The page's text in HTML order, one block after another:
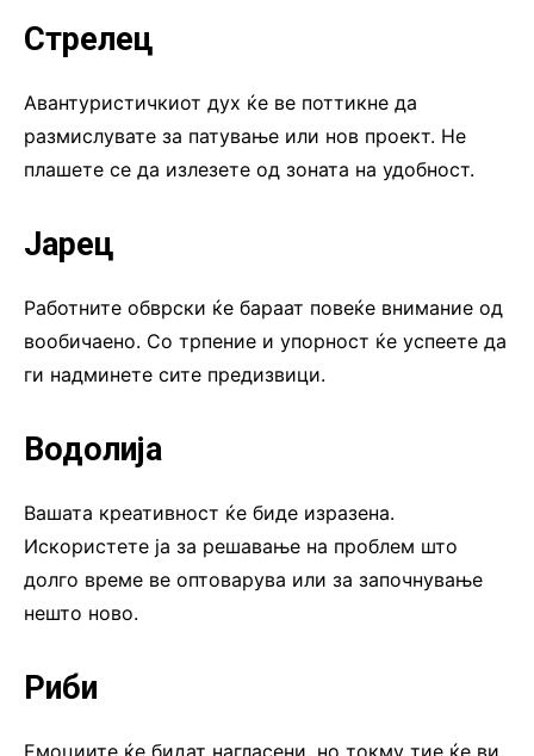
Стрелец
Авантуристичкиот дух ќе ве поттикне да
размислувате за патување или нов проект. Не
плашете се да излезете од зоната на удобност.
Јарец
Работните обврски ќе бараат повеќе внимание од
вообичаено. Со трпение и упорност ќе успеете да
ги надминете сите предизвици.
Водолија
Вашата креативност ќе биде изразена.
Искористете ја за решавање на проблем што
долго време ве оптоварува или за започнување
нешто ново.
Риби
Емоциите ќе бидат нагласени, но токму тие ќе ви